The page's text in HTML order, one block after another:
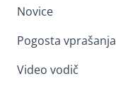
Novice
Pogosta vprašanja
Video vodič